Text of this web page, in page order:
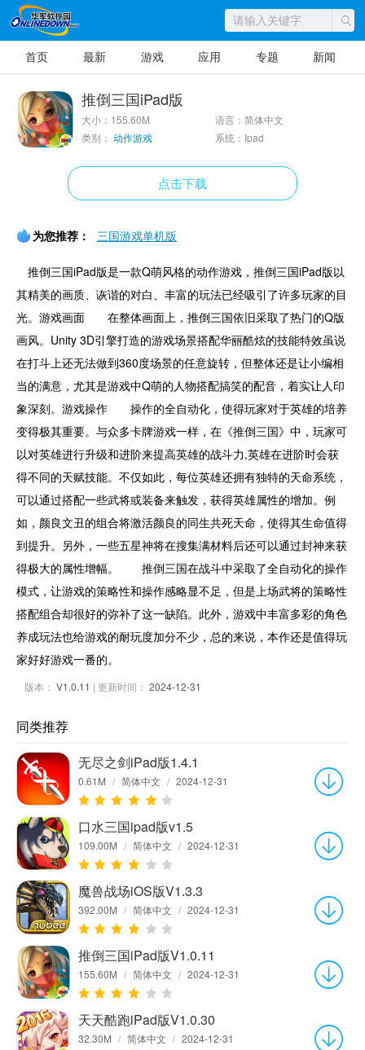
首页 最新 游戏 应用 专题 新闻
推倒三国iPad版
大小：155.60M
语言：简体中文
类别： 动作游戏 系统：Ipad
点击下载
为您推荐： 三国游戏单机版
推倒三国iPad版是一款Q萌风格的动作游戏，推倒三国iPad版以
其精美的画质、诙谐的对白、丰富的玩法已经吸引了许多玩家的目
光。游戏画面 在整体画面上，推倒三国依旧采取了热门的Q版
画风。Unity 3D引擎打造的游戏场景搭配华丽酷炫的技能特效虽说
在打斗上还无法做到360度场景的任意旋转，但整体还是让小编相
当的满意，尤其是游戏中Q萌的人物搭配搞笑的配音，着实让人印
象深刻。游戏操作 操作的全自动化，使得玩家对于英雄的培养
变得极其重要。与众多卡牌游戏一样，在《推倒三国》中，玩家可
以对英雄进行升级和进阶来提高英雄的战斗力,英雄在进阶时会获
得不同的天赋技能。不仅如此，每位英雄还拥有独特的天命系统，
可以通过搭配一些武将或装备来触发，获得英雄属性的增加。例
如，颜良文丑的组合将激活颜良的同生共死天命，使得其生命值得
到提升。另外，一些五星神将在搜集满材料后还可以通过封神来获
得极大的属性增幅。 推倒三国在战斗中采取了全自动化的操作
模式，让游戏的策略性和操作感略显不足，但是上场武将的策略性
搭配组合却很好的弥补了这一缺陷。此外，游戏中丰富多彩的角色
养成玩法也给游戏的耐玩度加分不少，总的来说，本作还是值得玩
家好好游戏一番的。
版本： V1.0.11 | 更新时间： 2024-12-31
同类推荐
无尽之剑iPad版1.4.1
0.61M / 简体中文 / 2024-12-31
口水三国ipad版v1.5
109.00M / 简体中文 / 2024-12-31
魔兽战场iOS版V1.3.3
392.00M / 简体中文 / 2024-12-31
推倒三国iPad版V1.0.11
155.60M / 简体中文 / 2024-12-31
天天酷跑iPad版V1.0.30
32.30M / 简体中文 / 2024-12-31